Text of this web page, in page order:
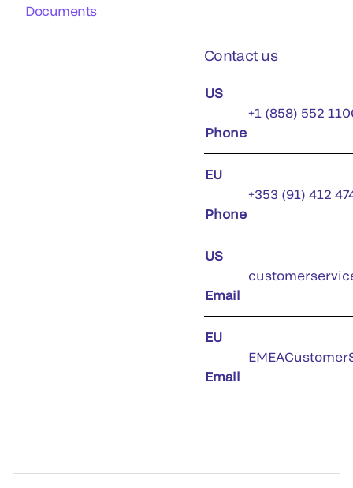
Documents
Contact us
US
Phone
+1 (858) 552
EU
Phone
+353 (91) 412
US
Email
EU
Email